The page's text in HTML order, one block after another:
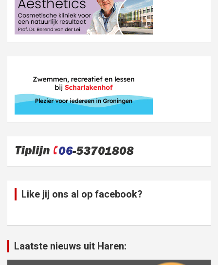
Like jij ons al op facebook?
Laatste nieuws uit Haren: